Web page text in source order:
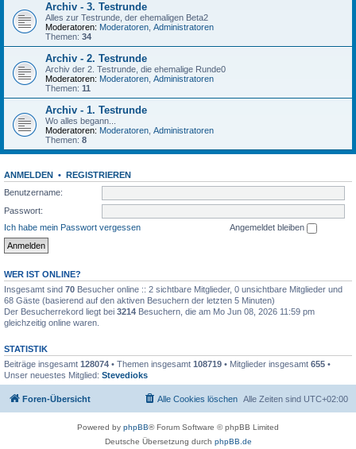
Archiv - 3. Testrunde
Alles zur Testrunde, der ehemaligen Beta2
Moderatoren: Moderatoren Administratoren
Themen: 34
Archiv - 2. Testrunde
Archiv der 2. Testrunde, die ehemalige Runde0
Moderatoren: Moderatoren Administratoren
Themen: 11
Archiv - 1. Testrunde
Wo alles begann...
Moderatoren: Moderatoren Administratoren
Themen: 8
ANMELDEN • REGISTRIEREN
Benutzername:
Passwort:
Ich habe mein Passwort vergessen
Angemeldet bleiben
WER IST ONLINE?
Insgesamt sind 70 Besucher online :: 2 sichtbare Mitglieder, 0 unsichtbare Mitglieder und
68 Gäste (basierend auf den aktiven Besuchern der letzten 5 Minuten)
Der Besucherrekord liegt bei 3214 Besuchern, die am Mo Jun 08, 2026 11:59 pm
gleichzeitig online waren.
STATISTIK
Beiträge insgesamt 128074 • Themen insgesamt 108719 • Mitglieder insgesamt 655 •
Unser neuestes Mitglied: Stevedioks
Foren-Übersicht Alle Zeiten sind UTC+02:00
Alle Cookies löschen
Powered by phpBB® Forum Software © phpBB Limited
Deutsche Übersetzung durch phpBB.de